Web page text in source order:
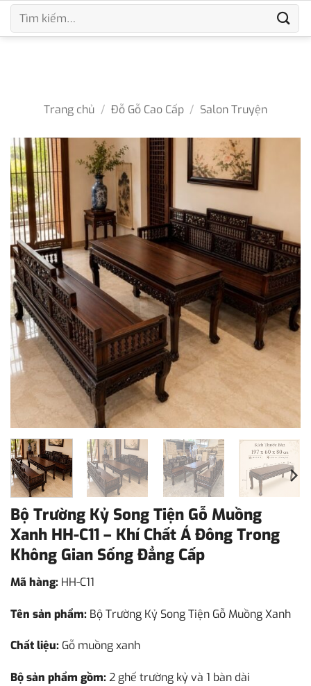
Bỏ Tìm
Trang chủ / Đỗ Gỗ Cao Cấp / Salon Truyện
Bộ Trường Kỷ Song Tiện Gỗ Muồng
Xanh HH-C11 – Khí Chất Á Đông Trong
Không Gian Sống Đẳng Cấp
Mã hàng: HH-C11
Tên sản phẩm: Bộ Trường Kỷ Song Tiện Gỗ Muồng Xanh
Chất liệu: Gỗ muồng xanh
Bộ sản phẩm gồm:2 ghế trường kỷ và 1 bàn dài